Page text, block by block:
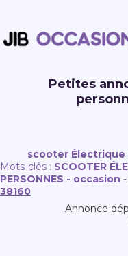
Petites
scooter Électrique
Mots-clés : SCOOTER
PERSONNES - occasion -
38160
Annonce